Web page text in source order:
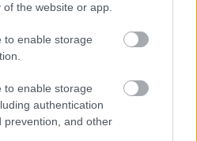
the website or app.
to enable storage
to enable storage
authentication
prevention, and other
bűbájos feleségek,
udvarlók észvesztve
és egymás karjából,